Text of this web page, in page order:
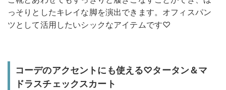
っそりとしたキレイな脚を演出できます。オフィスパン
ツとして活用したいシックなアイテムです♡
コーデのアクセントにも使える♡タータン＆マ
ドラスチェックスカート